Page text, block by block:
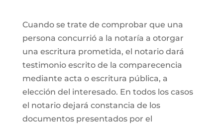
Cuando se trate de comprobar que una
persona concurrió a la notaría a otorgar
una escritura prometida, el notario dará
testimonio escrito de la comparecencia
mediante acta o escritura pública, a
elección del interesado. En todos los casos
el notario dejará constancia de los
documentos presentados por el